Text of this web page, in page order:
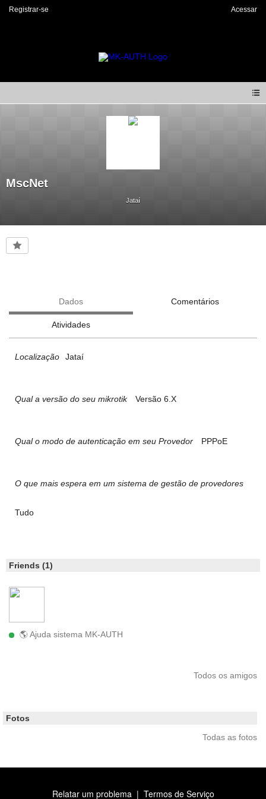
Registrar-se Acessar
MscNet
Jataí
Dados Comentários
Atividades
Localização Jataí
Qual a versão do seu mikrotik Versão 6.X
Qual o modo de autenticação em seu Provedor PPPoE
O que mais espera em um sistema de gestão de provedores
Tudo
Friends (1)
🌎 Ajuda sistema MK-AUTH
Todos os amigos
Fotos
Todas as fotos
Relatar um problema| Termos de Serviço